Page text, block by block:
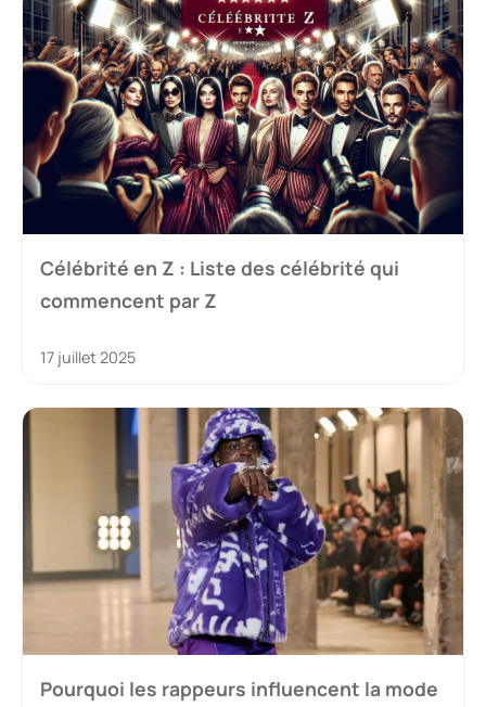
Célébrité en Z : Liste des célébrité qui
commencent par Z
17 juillet 2025
Pourquoi les rappeurs influencent la mode